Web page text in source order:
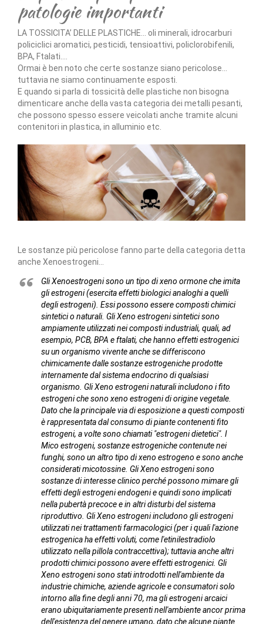
patologie importanti
LA TOSSICITA’ DELLE PLASTICHE... oli minerali, idrocarburi
policiclici aromatici, pesticidi, tensioattivi, policlorobifenili,
BPA, Ftalati….
Ormai è ben noto che certe sostanze siano pericolose...
tuttavia ne siamo continuamente esposti.
E quando si parla di tossicità delle plastiche non bisogna
dimenticare anche della vasta categoria dei metalli pesanti,
che possono spesso essere veicolati anche tramite alcuni
contenitori in plastica, in alluminio etc.
Le sostanze più pericolose fanno parte della categoria detta
anche Xenoestrogeni...
Gli Xenoestrogeni sono un tipo di xeno ormone che imita
gli estrogeni (esercita effetti biologici analoghi a quelli
degli estrogeni). Essi possono essere composti chimici
sintetici o naturali. Gli Xeno estrogeni sintetici sono
ampiamente utilizzati nei composti industriali, quali, ad
esempio, PCB, BPA e ftalati, che hanno effetti estrogenici
su un organismo vivente anche se differiscono
chimicamente dalle sostanze estrogeniche prodotte
internamente dal sistema endocrino di qualsiasi
organismo. Gli Xeno estrogeni naturali includono i fito
estrogeni che sono xeno estrogeni di origine vegetale.
Dato che la principale via di esposizione a questi composti
è rappresentata dal consumo di piante contenenti fito
estrogeni, a volte sono chiamati "estrogeni dietetici". I
Mico estrogeni, sostanze estrogeniche contenute nei
funghi, sono un altro tipo di xeno estrogeno e sono anche
considerati micotossine. Gli Xeno estrogeni sono
sostanze di interesse clinico perché possono mimare gli
effetti degli estrogeni endogeni e quindi sono implicati
nella pubertà precoce e in altri disturbi del sistema
riproduttivo. Gli Xeno estrogeni includono gli estrogeni
utilizzati nei trattamenti farmacologici (per i quali l'azione
estrogenica ha effetti voluti, come l'etinilestradiolo
utilizzato nella pillola contraccettiva); tuttavia anche altri
prodotti chimici possono avere effetti estrogenici. Gli
Xeno estrogeni sono stati introdotti nell'ambiente da
industrie chimiche, aziende agricole e consumatori solo
intorno alla fine degli anni 70, ma gli estrogeni arcaici
erano ubiquitariamente presenti nell'ambiente ancor prima
dell'esistenza del genere umano, dato che alcune piante